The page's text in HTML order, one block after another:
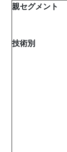
親セグメント
技術別